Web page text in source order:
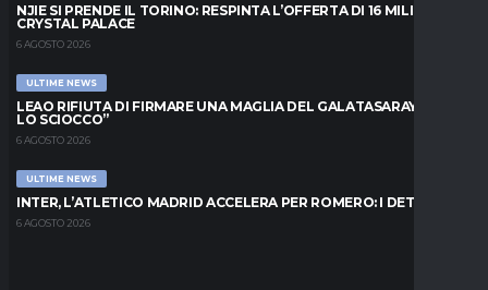
NJIE SI PRENDE IL TORINO: RESPINTA L’OFFERTA DI 16 MILIONI DAL
CRYSTAL PALACE
6 AGOSTO 2026
ULTIME NEWS
LEAO RIFIUTA DI FIRMARE UNA MAGLIA DEL GALATASARAY: “FAI
LO SCIOCCO”
6 AGOSTO 2026
ULTIME NEWS
INTER, L’ATLETICO MADRID ACCELERA PER ROMERO: I DETTAGLI
6 AGOSTO 2026